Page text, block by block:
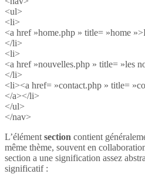
<ul>
<li>
<a href »home.php » title= »home
</li>
<li>
<a href »nouvelles.php » title= »les
</li>
<li><a href= »contact.php » title=
</a></li>
</ul>
</nav>
L’élément section contient
même thème, souvent en
section a une signification assez
significatif :